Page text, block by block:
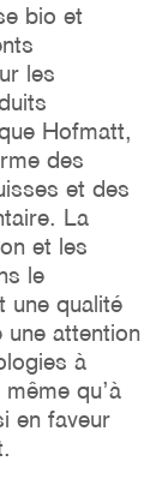
bio et
les
Hofmatt,
des
et des
La
et les
le
une qualité
attention
à
qu’à
en faveur